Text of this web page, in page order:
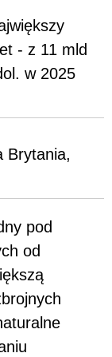
- z 11 mld
w 2025
Brytania,
pod
od